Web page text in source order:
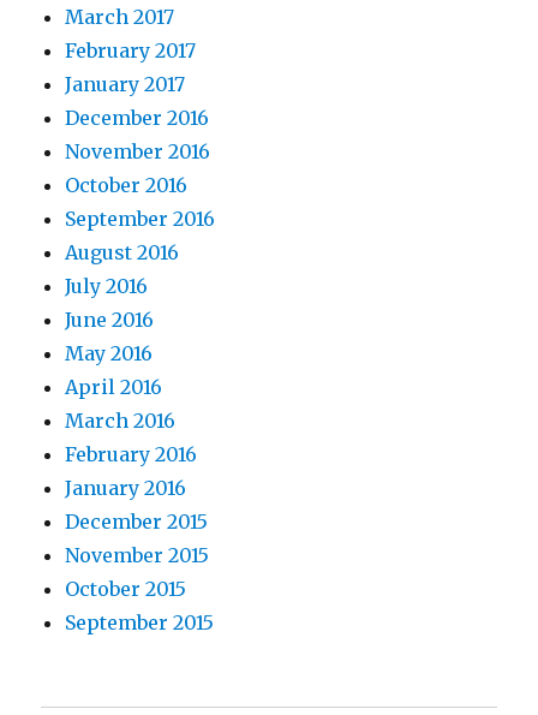
March 2017
February 2017
January 2017
December 2016
November 2016
October 2016
September 2016
August 2016
July 2016
June 2016
May 2016
April 2016
March 2016
February 2016
January 2016
December 2015
November 2015
October 2015
September 2015